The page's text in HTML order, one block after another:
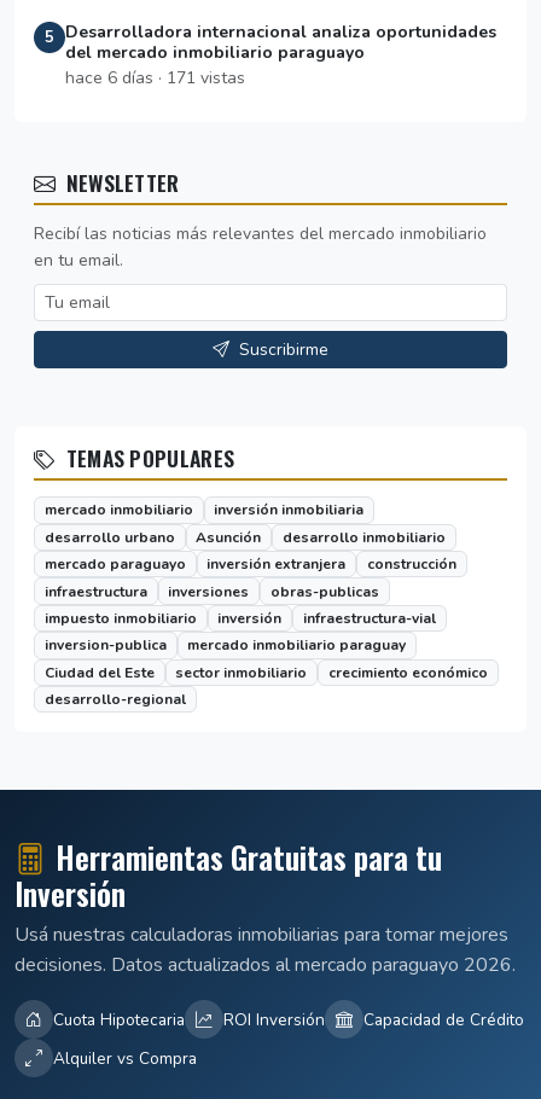
5
Desarrolladora internacional analiza oportunidades
del mercado inmobiliario paraguayo
hace 6 días · 171 vistas
NEWSLETTER
Recibí las noticias más relevantes del mercado inmobiliario
en tu email.
Suscribirme
TEMAS POPULARES
mercado inmobiliario
inversión inmobiliaria
desarrollo urbano
Asunción
desarrollo inmobiliario
mercado paraguayo
inversión extranjera
construcción
infraestructura
inversiones
obras-publicas
impuesto inmobiliario
inversión
infraestructura-vial
inversion-publica
mercado inmobiliario paraguay
Ciudad del Este
sector inmobiliario
crecimiento económico
desarrollo-regional
Herramientas Gratuitas para tu
Inversión
Usá nuestras calculadoras inmobiliarias para tomar mejores
decisiones. Datos actualizados al mercado paraguayo 2026.
Cuota Hipotecaria ROI Inversión
Capacidad de Crédito
Alquiler vs Compra